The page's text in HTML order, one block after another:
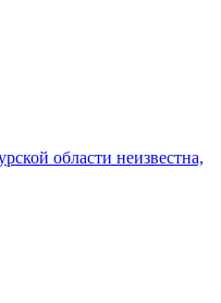
области неизвестна,